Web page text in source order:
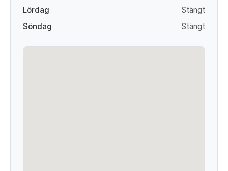
Lördag
Stängt
Söndag
Stängt